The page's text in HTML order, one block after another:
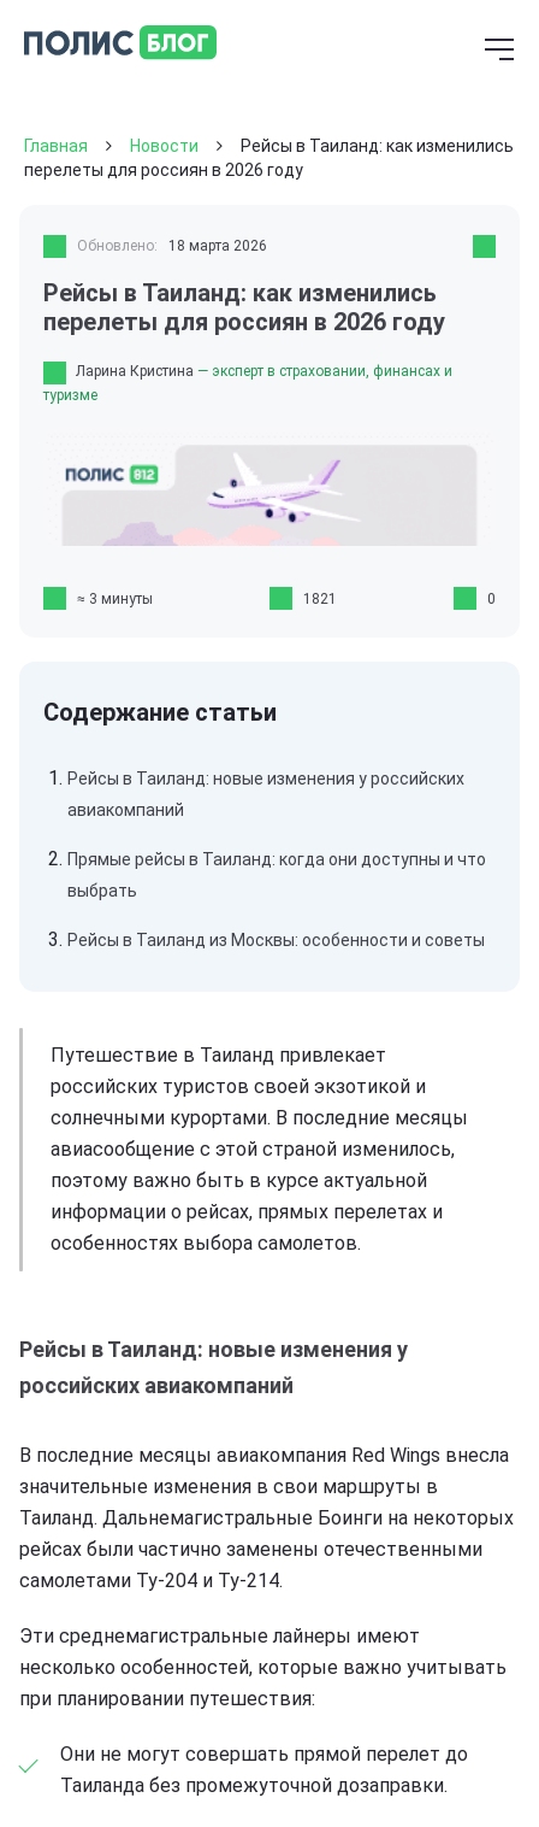
Главная Новости
Рейсы в Таиланд: как изменились
перелеты для россиян в 2026 году
Обновлено: 18 марта 2026
Рейсы в Таиланд: как изменились
перелеты для россиян в 2026 году
Ларина Кристина — эксперт в страховании, финансах и
туризме
≈ 3 минуты 1821 0
Рейсы в Таиланд: новые изменения у российских
авиакомпаний
Прямые рейсы в Таиланд: когда они доступны и что
выбрать
Рейсы в Таиланд из Москвы: особенности и советы
Путешествие в Таиланд привлекает
российских туристов своей экзотикой и
солнечными курортами. В последние месяцы
авиасообщение с этой страной изменилось,
поэтому важно быть в курсе актуальной
информации о рейсах, прямых перелетах и
особенностях выбора самолетов.
Рейсы в Таиланд: новые изменения у
российских авиакомпаний
В последние месяцы авиакомпания Red Wings внесла
значительные изменения в свои маршруты в
Таиланд. Дальнемагистральные Боинги на некоторых
рейсах были частично заменены отечественными
самолетами Ту-204 и Ту-214.
Эти среднемагистральные лайнеры имеют
несколько особенностей, которые важно учитывать
при планировании путешествия:
Они не могут совершать прямой перелет до
Таиланда без промежуточной дозаправки.